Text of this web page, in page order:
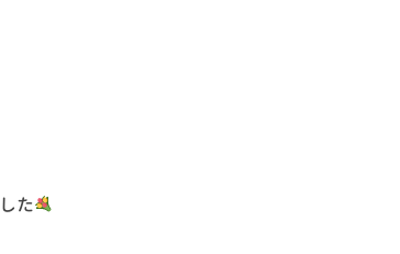
た